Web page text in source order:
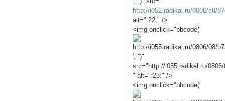
http://i052.radikal.ru/0806/c8/
alt=":22:" />
<img onclick="bbcode('
', '')"
src="http://i055.radikal.ru/
" alt=":23:" />
<img onclick="bbcode('